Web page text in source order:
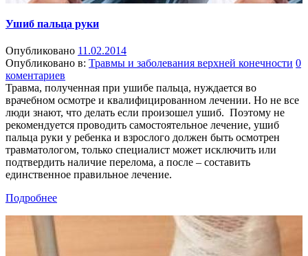
Ушиб пальца руки
Опубликовано 11.02.2014
Опубликовано в: Травмы и заболевания верхней конечности 0
коментариев
Травма, полученная при ушибе пальца, нуждается во
врачебном осмотре и квалифицированном лечении. Но не все
люди знают, что делать если произошел ушиб. Поэтому не
рекомендуется проводить самостоятельное лечение, ушиб
пальца руки у ребенка и взрослого должен быть осмотрен
травматологом, только специалист может исключить или
подтвердить наличие перелома, а после – составить
единственное правильное лечение.
Подробнее